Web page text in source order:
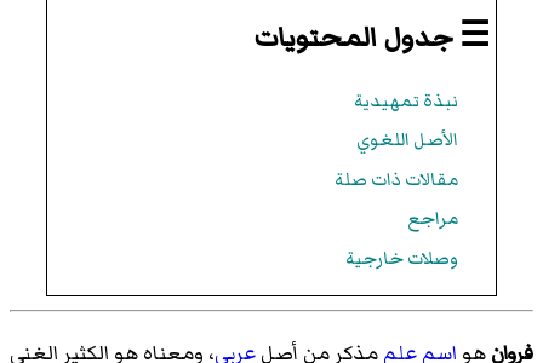
☰ جدول المحتويات
نبذة تمهيدية
الأصل اللغوي
مقالات ذات صلة
مراجع
وصلات خارجية
فروانهو اسمعلممذكر من أصلعربي، ومعناه هو الكثير الغني